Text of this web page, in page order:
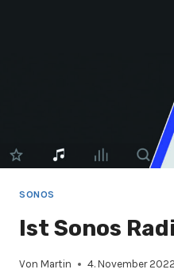
SONOS
Ist Sonos
Von Martin 4. November 2022